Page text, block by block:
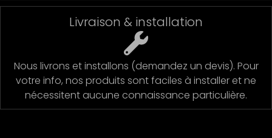
Livraison & installation
Nous livrons et installons (demandez un devis). Pour
votre info, nos produits sont faciles à installer et ne
nécessitent aucune connaissance particulière.